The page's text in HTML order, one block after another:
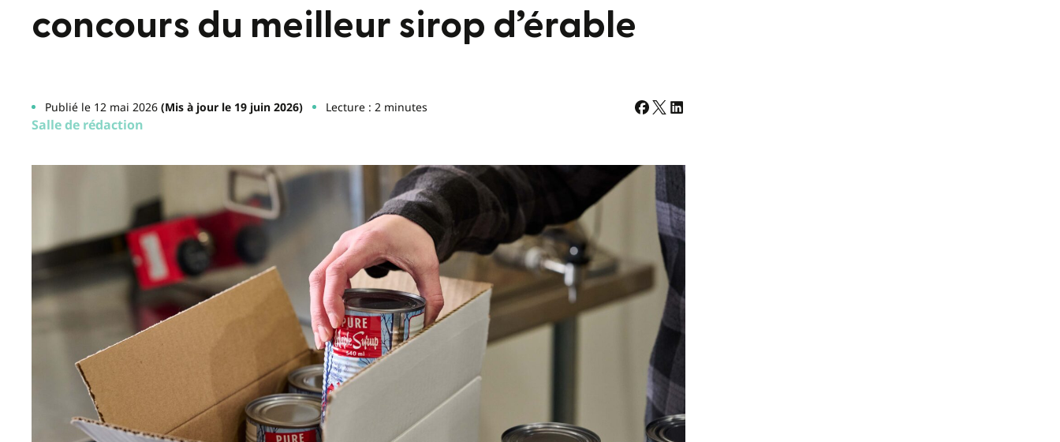
concours du meilleur sirop d’érable
Publié le 12 mai 2026(Mis à jour le 19 juin 2026) Lecture : 2 minutes
Salle de rédaction